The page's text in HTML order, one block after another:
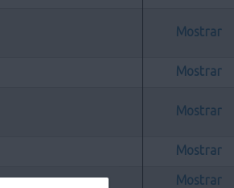
Mostrar
Mostrar
Mostrar
Mostrar
Mostrar